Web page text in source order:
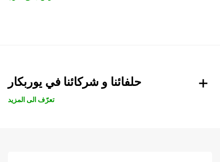
حلفائنا و شركائنا في يوربكار
تعرّف الى المزيد